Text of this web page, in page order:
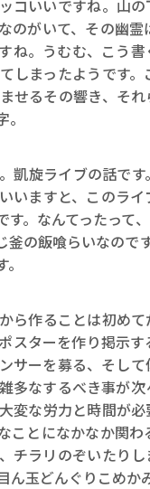
コいいですね。山
のがいて、その幽
ね。うむむ、こう
しまったようです
せるその響き、そ
凱旋ライブの話で
いますと、このラ
す。なんてったって
釜の飯喰らいなので
ら作ることは初め
スターを作り掲示
サーを募る、そし
多なするべき事が
変な労力と時間が
ことになかなか関
チラリのぞいたり
玉どんぐりこめか